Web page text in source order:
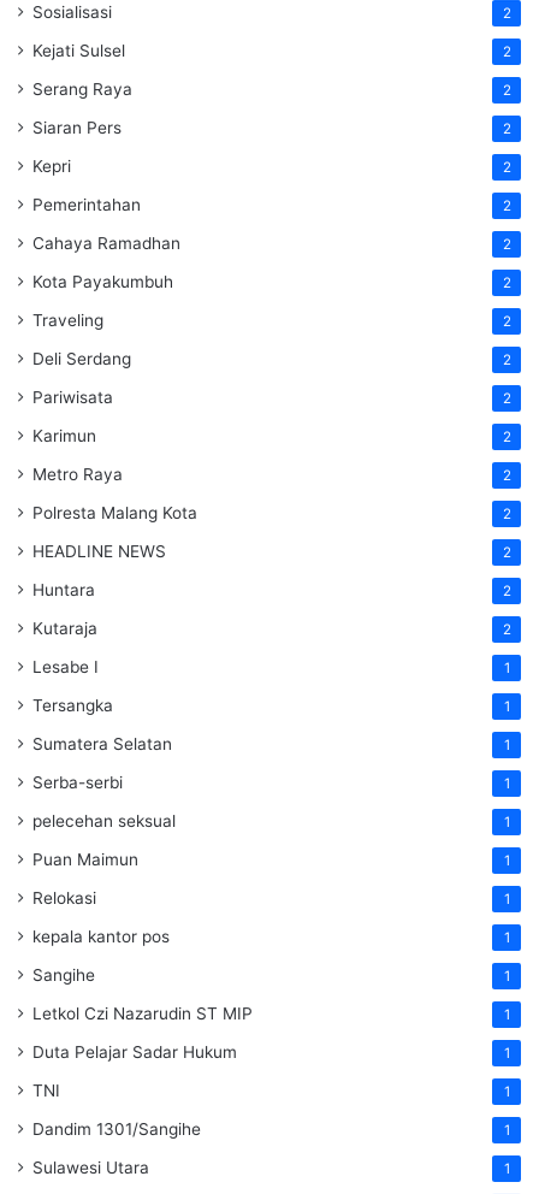
Sosialisasi 2
Kejati Sulsel 2
Serang Raya 2
Siaran Pers 2
Kepri 2
Pemerintahan 2
Cahaya Ramadhan 2
Kota Payakumbuh 2
Traveling 2
Deli Serdang 2
Pariwisata 2
Karimun 2
Metro Raya 2
Polresta Malang Kota 2
HEADLINE NEWS 2
Huntara 2
Kutaraja 2
Lesabe I 1
Tersangka 1
Sumatera Selatan 1
Serba-serbi 1
pelecehan seksual 1
Puan Maimun 1
Relokasi 1
kepala kantor pos 1
Sangihe 1
Letkol Czi Nazarudin ST MIP 1
Duta Pelajar Sadar Hukum 1
TNI 1
Dandim 1301/Sangihe 1
Sulawesi Utara 1